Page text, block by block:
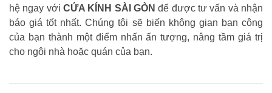
hệ ngay với CỬA KÍNH SÀI GÒN để được tư vấn và nhận
báo giá tốt nhất. Chúng tôi sẽ biến không gian ban công
của bạn thành một điểm nhấn ấn tượng, nâng tầm giá trị
cho ngôi nhà hoặc quán của bạn.